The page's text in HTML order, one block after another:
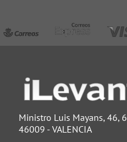
Ministro Luis Mayans, 46, 6
46009 - VALENCIA